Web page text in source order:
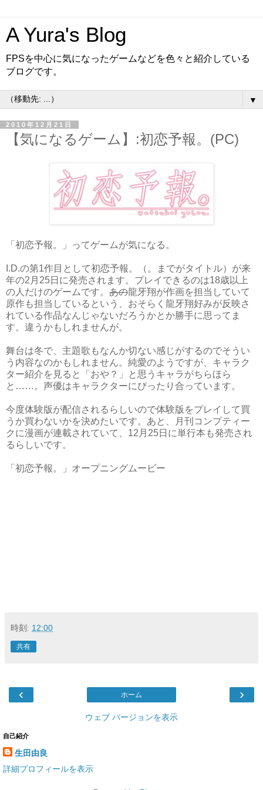
A Yura's Blog
FPSを中心に気になったゲームなどを色々と紹介している
ブログです。
▼
2010年12月21日
【気になるゲーム】:初恋予報。(PC)
「初恋予報。」ってゲームが気になる。
I.D.の第1作目として初恋予報。（。までがタイトル）が来
年の2月25日に発売されます。プレイできるのは18歳以上
の人だけのゲームです。 あの龍牙翔が作画を担当していて
原作も担当しているという、おそらく龍牙翔好みが反映さ
れている作品なんじゃないだろうかとか勝手に思ってま
す。違うかもしれませんが。
舞台は冬で、主題歌もなんか切ない感じがするのでそうい
う内容なのかもしれません。純愛のようですが、キャラク
ター紹介を見ると「おや？」と思うキャラがちらほら
と……。声優はキャラクターにぴったり合っています。
今度体験版が配信されるらしいので体験版をプレイして買
うか買わないかを決めたいです。あと、月刊コンプティー
クに漫画が連載されていて、12月25日に単行本も発売され
るらしいです。
「初恋予報。」オープニングムービー
時刻: 12:00
共有
‹ ›
ホーム
ウェブ バージョンを表示
自己紹介
生田由良
詳細プロフィールを表示